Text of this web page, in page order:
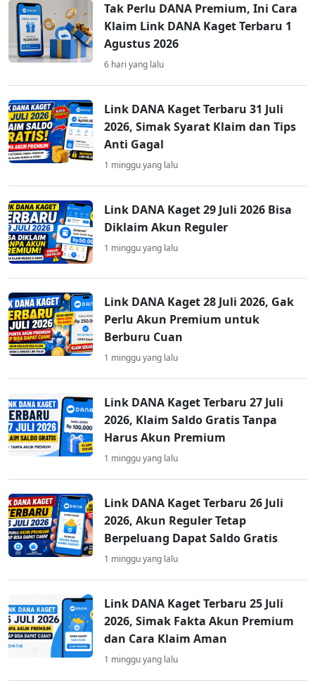
Tak Perlu DANA Premium, Ini Cara
Klaim Link DANA Kaget Terbaru 1
Agustus 2026
6 hari yang lalu
Link DANA Kaget Terbaru 31 Juli
2026, Simak Syarat Klaim dan Tips
Anti Gagal
1 minggu yang lalu
Link DANA Kaget 29 Juli 2026 Bisa
Diklaim Akun Reguler
1 minggu yang lalu
Link DANA Kaget 28 Juli 2026, Gak
Perlu Akun Premium untuk
Berburu Cuan
1 minggu yang lalu
Link DANA Kaget Terbaru 27 Juli
2026, Klaim Saldo Gratis Tanpa
Harus Akun Premium
1 minggu yang lalu
Link DANA Kaget Terbaru 26 Juli
2026, Akun Reguler Tetap
Berpeluang Dapat Saldo Gratis
1 minggu yang lalu
Link DANA Kaget Terbaru 25 Juli
2026, Simak Fakta Akun Premium
dan Cara Klaim Aman
1 minggu yang lalu